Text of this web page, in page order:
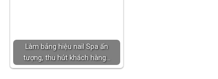
Làm bảng hiệu nail Spa ấn
tượng, thu hút khách hàng…